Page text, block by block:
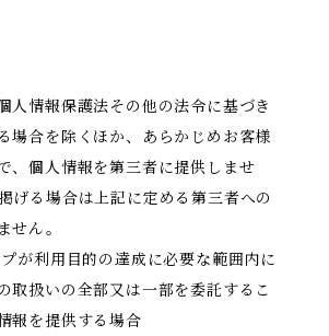
人情報保護法その他の法令に基づき
場合を除くほか、あらかじめお客様
、個人情報を第三者に提供しませ
げる場合は上記に定める第三者への
せん。
プが利用目的の達成に必要な範囲内に
取扱いの全部又は一部を委託するこ
報を提供する場合